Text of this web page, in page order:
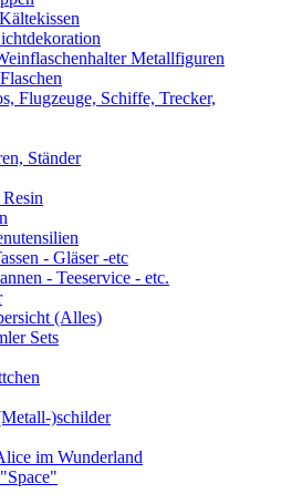
Metallfiguren
Flugzeuge, Schiffe, Trecker,
Ständer
- Gläser -etc
- Teeservice - etc.
(Alles)
Sets
)schilder
im Wunderland